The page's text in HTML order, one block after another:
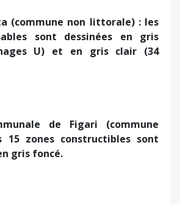
(commune non littorale) : les
sont dessinées en gris
U) et en gris clair (34
de Figari (commune
zones constructibles sont
gris foncé.